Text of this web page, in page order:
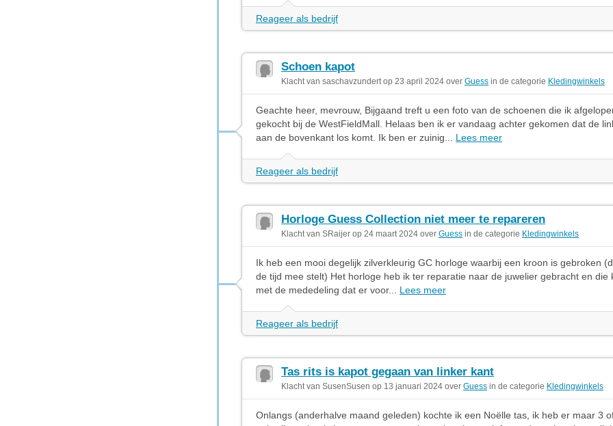
Reageer als bedrijf
Schoen kapot
Klacht van saschavzundert op 23 april 2024 over Guess in de categorie Kledingwinkels
Geachte heer, mevrouw, Bijgaand treft u een foto van de schoenen die ik
gekocht bij de WestFieldMall. Helaas ben ik er vandaag achter gekomen dat de
aan de bovenkant los komt. Ik ben er zuinig... Lees meer
Reageer als bedrijf
Horloge Guess Collection niet meer te repareren
Klacht van SRaijer op 24 maart 2024 over Guess in de categorie Kledingwinkels
Ik heb een mooi degelijk zilverkleurig GC horloge waarbij een kroon is gebroken
de tijd mee stelt) Het horloge heb ik ter reparatie naar de juwelier gebracht en die
met de mededeling dat er voor... Lees meer
Reageer als bedrijf
Tas rits is kapot gegaan van linker kant
Klacht van SusenSusen op 13 januari 2024 over Guess in de categorie Kledingwinkels
Onlangs (anderhalve maand geleden) kochte ik een Noëlle tas, ik heb er maar 3